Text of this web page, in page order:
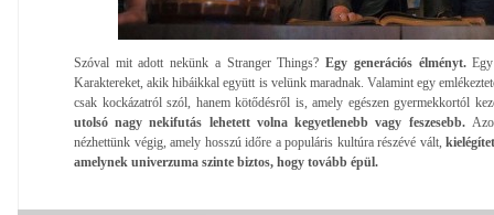
Szóval mit adott nekünk a Stranger Things?Egy generációs élményt.Egy
Karaktereket, akik hibáikkal együtt is velünk maradnak. Valamint egy
csak kockázatról szól, hanem kötődésről is, amely egészen gyermekkortól
utolsó nagy nekifutás lehetett volna kegyetlenebb vagy feszesebb.
nézhettünk végig, amely hosszú időre a populáris kultúra részévé vált,
amelynek univerzuma szinte biztos, hogy tovább épül.